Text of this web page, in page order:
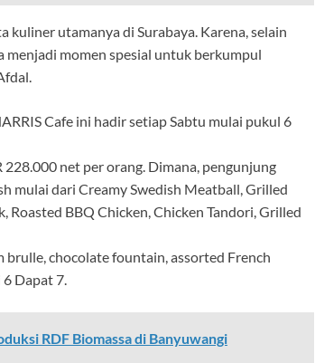
utamanya di Surabaya. Karena, selain
menjadi momen spesial untuk berkumpul
Cafe ini hadir setiap Sabtu mulai pukul 6
net per orang. Dimana, pengunjung
mulai dari Creamy Swedish Meatball, Grilled
Roasted BBQ Chicken, Chicken Tandori, Grilled
brulle, chocolate fountain, assorted French
6 Dapat 7.
RDF Biomassa di Banyuwangi